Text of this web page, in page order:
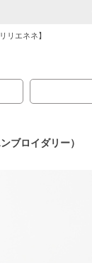
リエネネ】
ブロイダリー）